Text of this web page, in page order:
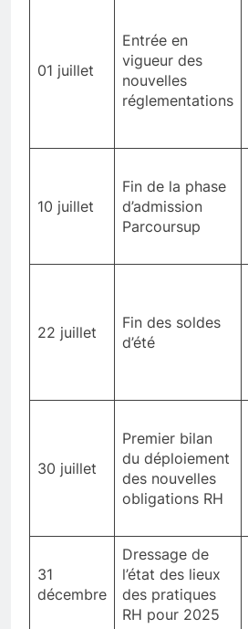
01 juillet
Entrée en
vigueur des
nouvelles
réglementations
10 juillet
Fin de la phase
d’admission
Parcoursup
22 juillet
Fin des soldes
d’été
30 juillet
Premier bilan
du déploiement
des nouvelles
obligations RH
31
décembre
Dressage de
l’état des lieux
des pratiques
RH pour 2025